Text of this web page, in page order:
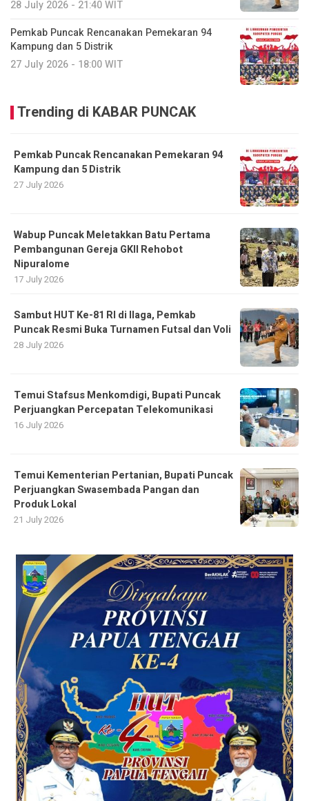
28 July 2026 - 21:40 WIT
Pemkab Puncak Rencanakan Pemekaran 94
Kampung dan 5 Distrik
27 July 2026 - 18:00 WIT
Trending di KABAR PUNCAK
Pemkab Puncak Rencanakan Pemekaran 94
Kampung dan 5 Distrik
27 July 2026
Wabup Puncak Meletakkan Batu Pertama
Pembangunan Gereja GKII Rehobot
Nipuralome
17 July 2026
Sambut HUT Ke-81 RI di Ilaga, Pemkab
Puncak Resmi Buka Turnamen Futsal dan Voli
28 July 2026
Temui Stafsus Menkomdigi, Bupati Puncak
Perjuangkan Percepatan Telekomunikasi
16 July 2026
Temui Kementerian Pertanian, Bupati Puncak
Perjuangkan Swasembada Pangan dan
Produk Lokal
21 July 2026